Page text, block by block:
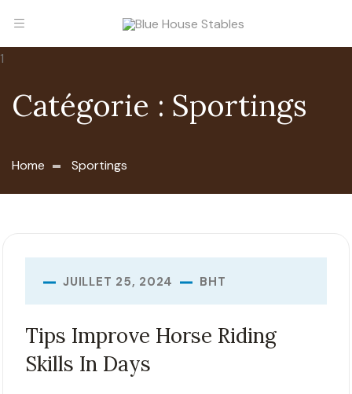
Catégorie : Sportings
Home Sportings
Tips Improve Horse Riding
Skills In Days
JUILLET 25, 2024 BHT